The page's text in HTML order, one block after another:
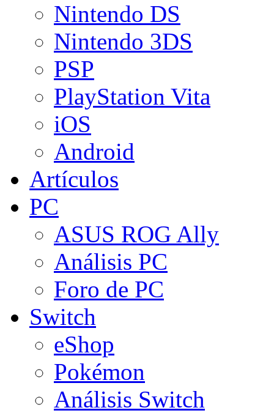
Nintendo DS
Nintendo 3DS
PSP
PlayStation Vita
iOS
Android
Artículos
PC
ASUS ROG Ally
Análisis PC
Foro de PC
Switch
eShop
Pokémon
Análisis Switch